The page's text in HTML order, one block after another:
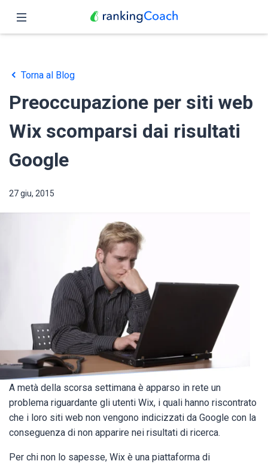
Funzioni
Prezzo
Partner
Blog
Torna al Blog
Preoccupazione per siti web
Wix scomparsi dai risultati
Google
27 giu, 2015
A metà della scorsa settimana è apparso in rete un
problema riguardante gli utenti Wix, i quali hanno riscontrato
che i loro siti web non vengono indicizzati da Google con la
conseguenza di non apparire nei risultati di ricerca.
Per chi non lo sapesse, Wix è una piattaforma di